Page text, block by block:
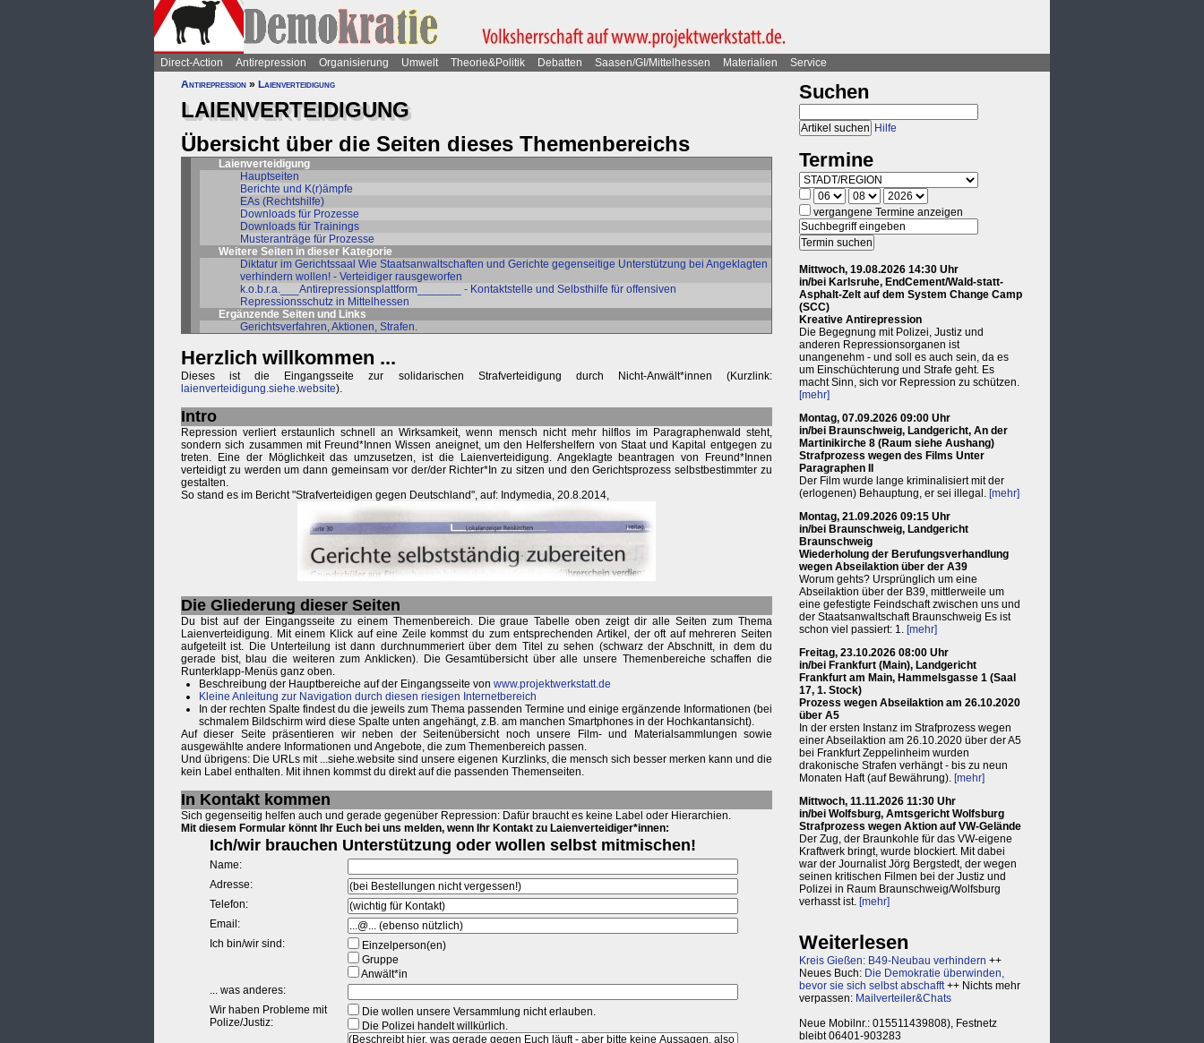
Direct-Action Antirepression Organisierung Umwelt Theorie&Politik Debatten Saasen/GI/Mittelhessen Materialien
Service
Antirepression » Laienverteidigung
LAIENVERTEIDIGUNG
Übersicht über die Seiten dieses Themenbereichs
Laienverteidigung
Hauptseiten
Berichte und K(r)ämpfe
EAs (Rechtshilfe)
Downloads für Prozesse
Downloads für Trainings
Musteranträge für Prozesse
Weitere Seiten in dieser Kategorie
Diktatur im Gerichtssaal Wie Staatsanwaltschaften und Gerichte gegenseitige Unterstützung bei Angeklagten
verhindern wollen! - Verteidiger rausgeworfen
k.o.b.r.a.___Antirepressionsplattform_______ - Kontaktstelle und Selbsthilfe für offensiven
Repressionsschutz in Mittelhessen
Ergänzende Seiten und Links
Gerichtsverfahren, Aktionen, Strafen.
Herzlich willkommen ...
Dieses ist die Eingangsseite zur solidarischen Strafverteidigung durch Nicht-Anwält*innen (Kurzlink:
laienverteidigung.siehe.website).
Intro
Repression verliert erstaunlich schnell an Wirksamkeit, wenn mensch nicht mehr hilflos im Paragraphenwald steht,
sondern sich zusammen mit Freund*Innen Wissen aneignet, um den Helfershelfern von Staat und Kapital entgegen zu
treten. Eine der Möglichkeit das umzusetzen, ist die Laienverteidigung. Angeklagte beantragen von Freund*Innen
verteidigt zu werden um dann gemeinsam vor der/der Richter*In zu sitzen und den Gerichtsprozess selbstbestimmter zu
gestalten.
So stand es im Bericht "Strafverteidigen gegen Deutschland", auf: Indymedia, 20.8.2014,
Die Gliederung dieser Seiten
Du bist auf der Eingangsseite zu einem Themenbereich. Die graue Tabelle oben zeigt dir alle Seiten zum Thema
Laienverteidigung. Mit einem Klick auf eine Zeile kommst du zum entsprechenden Artikel, der oft auf mehreren Seiten
aufgeteilt ist. Die Unterteilung ist dann durchnummeriert über dem Titel zu sehen (schwarz der Abschnitt, in dem du
gerade bist, blau die weiteren zum Anklicken). Die Gesamtübersicht über alle unsere Themenbereiche schaffen die
Runterklapp-Menüs ganz oben.
Beschreibung der Hauptbereiche auf der Eingangsseite von www.projektwerkstatt.de
Kleine Anleitung zur Navigation durch diesen riesigen Internetbereich
In der rechten Spalte findest du die jeweils zum Thema passenden Termine und einige ergänzende Informationen (bei
schmalem Bildschirm wird diese Spalte unten angehängt, z.B. am manchen Smartphones in der Hochkantansicht).
Auf dieser Seite präsentieren wir neben der Seitenübersicht noch unsere Film- und Materialsammlungen sowie
ausgewählte andere Informationen und Angebote, die zum Themenbereich passen.
Und übrigens: Die URLs mit ...siehe.website sind unsere eigenen Kurzlinks, die mensch sich besser merken kann und die
kein Label enthalten. Mit ihnen kommst du direkt auf die passenden Themenseiten.
In Kontakt kommen
Sich gegenseitig helfen auch und gerade gegenüber Repression: Dafür braucht es keine Label oder Hierarchien.
Mit diesem Formular könnt Ihr Euch bei uns melden, wenn Ihr Kontakt zu Laienverteidiger*innen:
Suchen
Hilfe
Termine
vergangene Termine anzeigen
Mittwoch, 19.08.2026 14:30 Uhr
in/bei Karlsruhe, EndCement/Wald-statt-
Asphalt-Zelt auf dem System Change Camp
(SCC)
Kreative Antirepression
Die Begegnung mit Polizei, Justiz und
anderen Repressionsorganen ist
unangenehm - und soll es auch sein, da es
um Einschüchterung und Strafe geht. Es
macht Sinn, sich vor Repression zu schützen.
[mehr]
Montag, 07.09.2026 09:00 Uhr
in/bei Braunschweig, Landgericht, An der
Martinikirche 8 (Raum siehe Aushang)
Strafprozess wegen des Films Unter
Paragraphen II
Der Film wurde lange kriminalisiert mit der
(erlogenen) Behauptung, er sei illegal. [mehr]
Montag, 21.09.2026 09:15 Uhr
in/bei Braunschweig, Landgericht
Braunschweig
Wiederholung der Berufungsverhandlung
wegen Abseilaktion über der A39
Worum gehts? Ursprünglich um eine
Abseilaktion über der B39, mittlerweile um
eine gefestigte Feindschaft zwischen uns und
der Staatsanwaltschaft Braunschweig Es ist
schon viel passiert: 1. [mehr]
Freitag, 23.10.2026 08:00 Uhr
in/bei Frankfurt (Main), Landgericht
Frankfurt am Main, Hammelsgasse 1 (Saal
17, 1. Stock)
Prozess wegen Abseilaktion am 26.10.2020
über A5
In der ersten Instanz im Strafprozess wegen
einer Abseilaktion am 26.10.2020 über der A5
bei Frankfurt Zeppelinheim wurden
drakonische Strafen verhängt - bis zu neun
Monaten Haft (auf Bewährung). [mehr]
Mittwoch, 11.11.2026 11:30 Uhr
in/bei Wolfsburg, Amtsgericht Wolfsburg
Strafprozess wegen Aktion auf VW-Gelände
Der Zug, der Braunkohle für das VW-eigene
Kraftwerk bringt, wurde blockiert. Mit dabei
war der Journalist Jörg Bergstedt, der wegen
seinen kritischen Filmen bei der Justiz und
Polizei in Raum Braunschweig/Wolfsburg
verhasst ist. [mehr]
Weiterlesen
Kreis Gießen: B49-Neubau verhindern ++
Neues Buch: Die Demokratie überwinden,
bevor sie sich selbst abschafft++ Nichts mehr
verpassen: Mailverteiler&Chats
Neue Mobilnr.: 015511439808), Festnetz
bleibt 06401-903283